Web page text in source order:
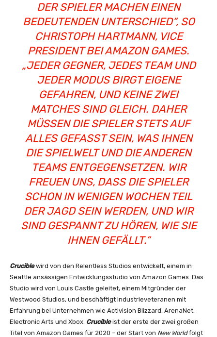
DER SPIELER MACHEN EINEN
BEDEUTENDEN UNTERSCHIED“, SO
CHRISTOPH HARTMANN, VICE
PRESIDENT BEI AMAZON GAMES.
„JEDER GEGNER, JEDES TEAM UND
JEDER MODUS BIRGT EIGENE
GEFAHREN, UND KEINE ZWEI
MATCHES SIND GLEICH. DAHER
MÜSSEN DIE SPIELER STETS AUF
ALLES GEFASST SEIN, WAS IHNEN
DIE SPIELWELT UND DIE ANDEREN
TEAMS ENTGEGENSETZEN. WIR
FREUEN UNS, DASS DIE SPIELER
SCHON IN WENIGEN WOCHEN TEIL
DER JAGD SEIN WERDEN, UND WIR
SIND GESPANNT ZU HÖREN, WIE SIE
IHNEN GEFÄLLT.“
Cruciblewird von den Relentless Studios entwickelt, einem in
Seattle ansässigen Entwicklungsstudio von Amazon Games. Das
Studio wird von Louis Castle geleitet, einem Mitgründer der
Westwood Studios, und beschäftigt Industrieveteranen mit
Erfahrung bei Unternehmen wie Activision Blizzard, ArenaNet,
Electronic Arts und Xbox. Crucibleist der erste der zwei großen
Titel von Amazon Games für 2020 – der Start von New Worldfolgt